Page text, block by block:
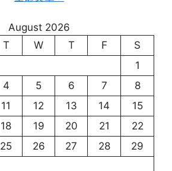
August 2026
T W T F
S
1
4 5 6 7
8
11 12 13 14
15
18 19 20 21
22
25 26 27 28
29